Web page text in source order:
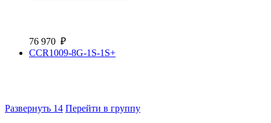
76 970 ₽
CCR1009-8G-1S-1S+
Развернуть 14 Перейти в группу